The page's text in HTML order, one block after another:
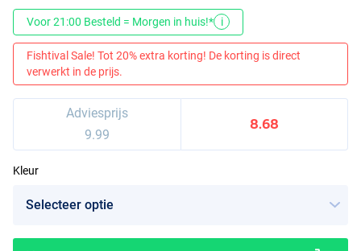
Voor 21:00 Besteld = Morgen in huis!* i
Fishtival Sale! Tot 20% extra korting! De korting is direct
verwerkt in de prijs.
Adviesprijs
9.99
8.68
Kleur